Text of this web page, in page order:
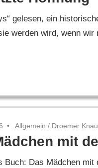
gelesen, ein
werden wird, wenn wir
Allgemein / Droemer
mit
Das Mädchen mit